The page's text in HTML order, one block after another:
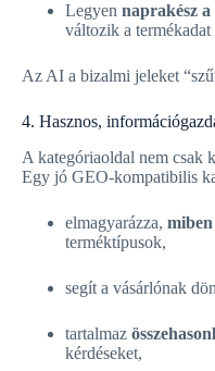
Legyen naprakész a
változik a
Az AI a bizalmi jeleket
4. Hasznos,
A kategóriaoldal nem csak
Egy jó GEO-kompatibilis
elmagyarázza,
terméktípusok,
segít a vásárlónak
tartalmaz
kérdéseket,